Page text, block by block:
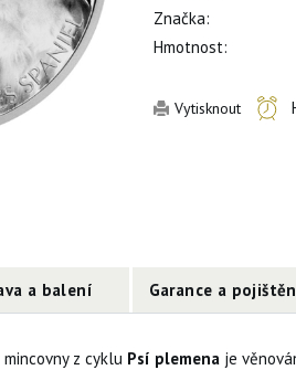
Značka:
Hmotnost:
Vytisknout
a balení Garance a
z cyklu Psí plemena je